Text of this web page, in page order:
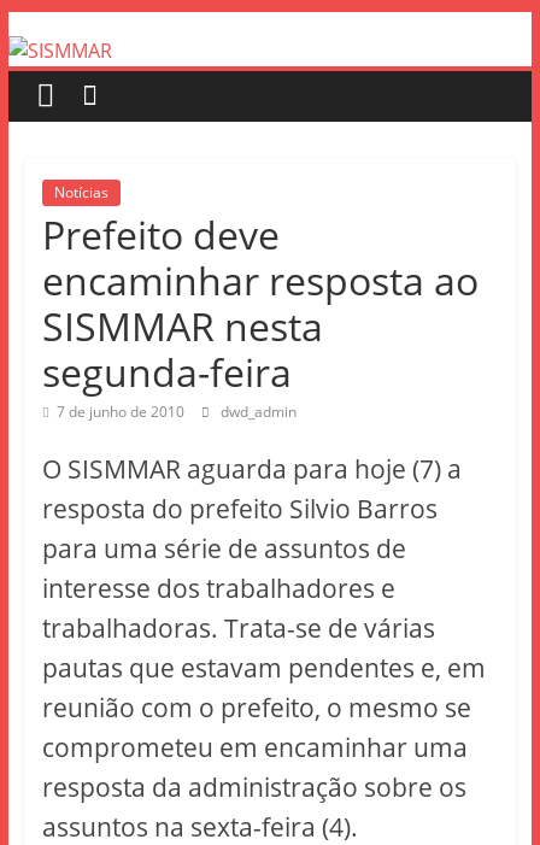
Notícias
Prefeito deve
encaminhar resposta ao
SISMMAR nesta
segunda-feira
7 de junho de 2010 dwd_admin
O SISMMAR aguarda para hoje (7) a
resposta do prefeito Silvio Barros
para uma série de assuntos de
interesse dos trabalhadores e
trabalhadoras. Trata-se de várias
pautas que estavam pendentes e, em
reunião com o prefeito, o mesmo se
comprometeu em encaminhar uma
resposta da administração sobre os
assuntos na sexta-feira (4).